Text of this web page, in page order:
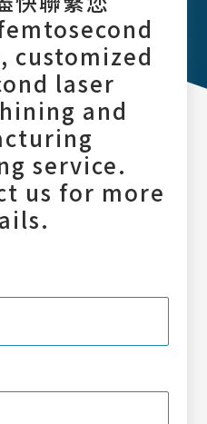
customized
laser
and
service.
us for more